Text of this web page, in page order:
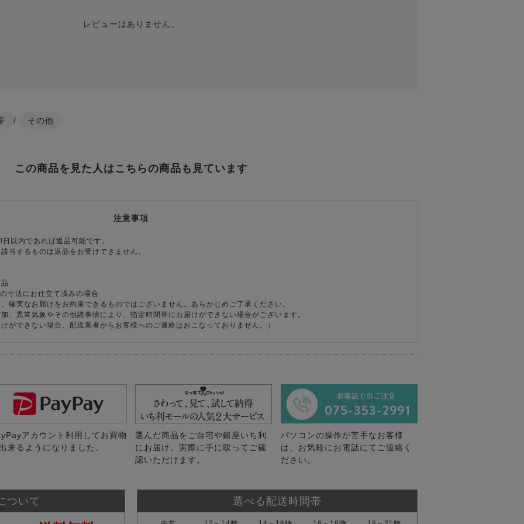
レビューはありません。
/ その他
この商品を見た人はこちらの商品も見ています
注意事項
以内であれば返品可能です。
当するものは返品をお受けできません。
寸法にお仕立て済みの場合
確実なお届けをお約束できるものではございません。あらかじめご了承ください。
、異常気象やその他諸事情により、指定時間帯にお届けができない場合がございます。
ができない場合、配送業者からお客様へのご連絡はおこなっておりません。）
アカウント利用してお買物
来るようになりました。
選んだ商品をご自宅や銀座いち利
にお届け。実際に手に取ってご確
認いただけます。
パソコンの操作が苦手なお客様
は、お気軽にお電話にてご連絡く
ださい。
ついて 選べる配送時間帯